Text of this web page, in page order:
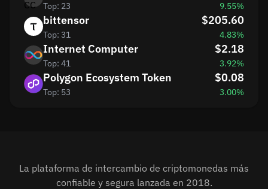
Top: 23 9.55%
bittensor
Top: 31
$205.60
4.83%
Internet Computer
Top: 41
$2.18
3.92%
Polygon Ecosystem Token
Top: 53
$0.08
3.00%
La plataforma de intercambio de criptomonedas más
confiable y segura lanzada en 2018.